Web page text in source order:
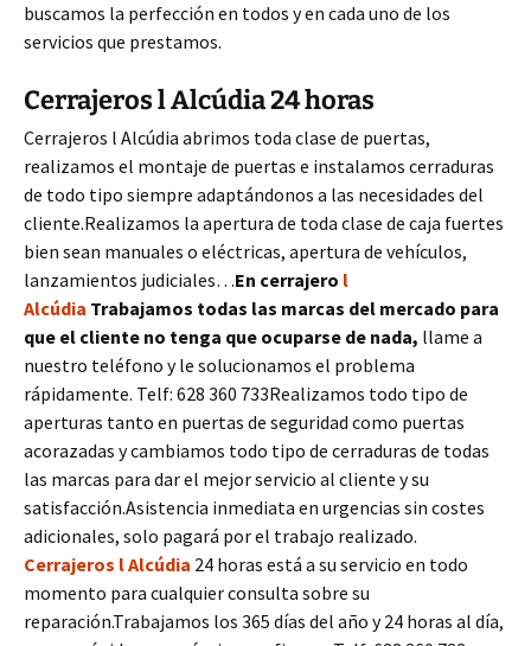
buscamos la perfección en todos y en cada uno de los
servicios que prestamos.
Cerrajeros l Alcúdia 24 horas
Cerrajeros l Alcúdia abrimos toda clase de puertas,
realizamos el montaje de puertas e instalamos cerraduras
de todo tipo siempre adaptándonos a las necesidades del
cliente.Realizamos la apertura de toda clase de caja fuertes
bien sean manuales o eléctricas, apertura de vehículos,
lanzamientos judiciales…En cerrajero l
Alcúdia Trabajamos todas las marcas del mercado para
que el cliente no tenga que ocuparse de nada, llame a
nuestro teléfono y le solucionamos el problema
rápidamente. Telf: 628 360 733Realizamos todo tipo de
aperturas tanto en puertas de seguridad como puertas
acorazadas y cambiamos todo tipo de cerraduras de todas
las marcas para dar el mejor servicio al cliente y su
satisfacción.Asistencia inmediata en urgencias sin costes
adicionales, solo pagará por el trabajo realizado.
Cerrajeros l Alcúdia 24 horas está a su servicio en todo
momento para cualquier consulta sobre su
reparación.Trabajamos los 365 días del año y 24 horas al día,